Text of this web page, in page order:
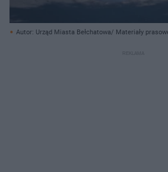
Autor: Urząd Miasta Bełchatowa/ Materiały